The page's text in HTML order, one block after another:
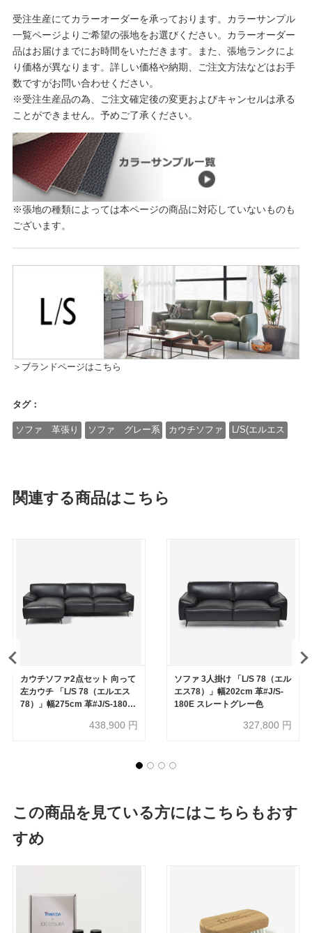
受注生産にてカラーオーダーを承っております。カラーサンプル
一覧ページよりご希望の張地をお選びください。カラーオーダー
品はお届けまでにお時間をいただきます。また、張地ランクによ
り価格が異なります。詳しい価格や納期、ご注文方法などはお手
数ですがお問い合わせください。
※受注生産品の為、ご注文確定後の変更およびキャンセルは承る
ことができません。予めご了承ください。
※張地の種類によっては本ページの商品に対応していないものも
ございます。
＞ブランドページはこちら
タグ：
ソファ 革張り ソファ グレー系 カウチソファ L/S(エルエス
関連する商品はこちら
カウチソファ2点セット 向って
左カウチ 「L/S 78（エルエス
78）」幅275cm 革#J/S-180E
438,900 円
ソファ 3人掛け 「L/S 78（エル
エス78）」幅202cm 革#J/S-
180E スレートグレー色
327,800 円
この商品を見ている方にはこちらもおす
すめ